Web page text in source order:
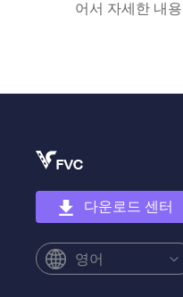
어서 자세한 내
다운로드 센터
영어